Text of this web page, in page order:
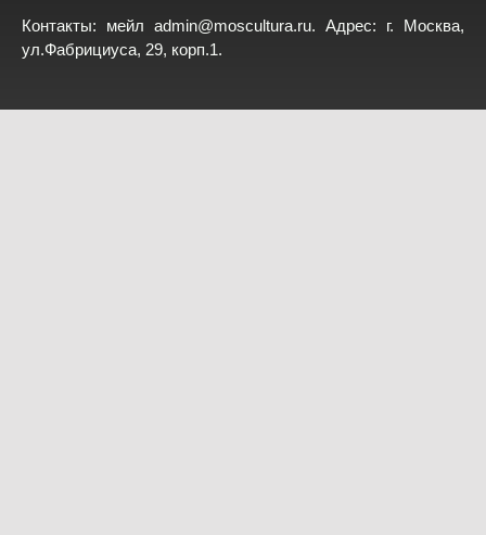
Контакты: мейл admin@moscultura.ru. Адрес: г. Москва,
ул.Фабрициуса, 29, корп.1.